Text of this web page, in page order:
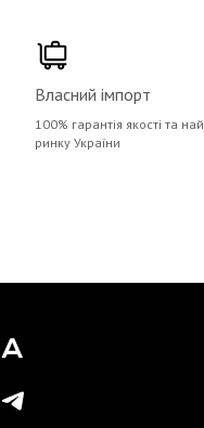
Власний імпорт
100% гарантія якості та
ринку України